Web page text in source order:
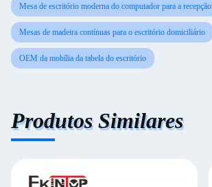
Mesa de escritório moderna do computador para a recepção
Mesas de madeira contínuas para o escritório domiciliário
OEM da mobília da tabela do escritório
Produtos Similares